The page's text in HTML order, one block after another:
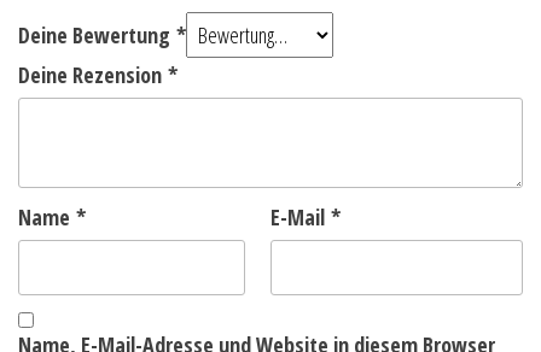
Deine Bewertung *
Deine Rezension *
Name * E-Mail *
Name, E-Mail-Adresse und Website in diesem Browser